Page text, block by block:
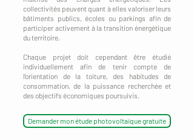
collectivités peuvent quant à elles valoriser leurs
bâtiments publics, écoles ou parkings afin de
participer activement à la transition énergétique
du territoire.
Chaque projet doit cependant être étudié
individuellement afin de tenir compte de
l'orientation de la toiture, des habitudes de
consommation, de la puissance recherchée et
des objectifs économiques poursuivis.
Demander mon étude photovoltaïque gratuite